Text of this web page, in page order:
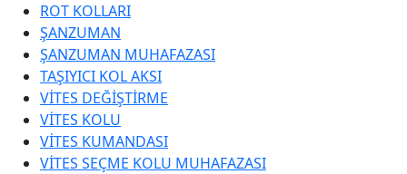
ROT KOLLARI
ŞANZUMAN
ŞANZUMAN MUHAFAZASI
TAŞIYICI KOL AKSI
VİTES DEĞİŞTİRME
VİTES KOLU
VİTES KUMANDASI
VİTES SEÇME KOLU MUHAFAZASI